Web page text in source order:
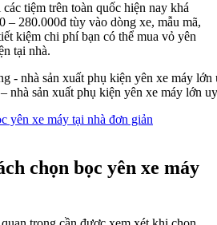
tiệm trên toàn quốc hiện nay khá
– 280.000đ tùy vào dòng xe, mẫu mã,
kiệm chi phí bạn có thể mua vỏ yên
tại nhà.
nhà sản xuất phụ kiện yên xe máy lớn
yên xe máy tại nhà đơn giản
chọn bọc yên xe máy